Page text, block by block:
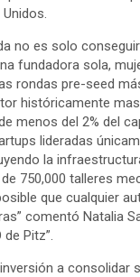
no es solo
fundadora sola,
rondas pre-seed
históricamente
menos del 2% del
lideradas
la
750,000 talleres
que cualquier
comentó Natalia
Pitz”.
a consolidar